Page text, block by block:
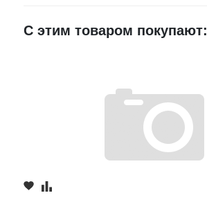
С этим товаром покупают: